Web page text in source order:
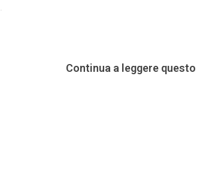
.
Continua a leggere